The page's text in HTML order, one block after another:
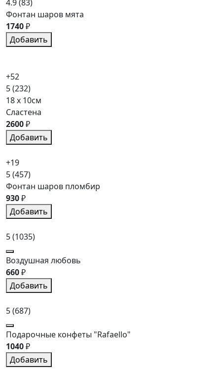
4.9(83)
Фонтан шаров мята
1740₽
Добавить
+52
5(232)
18 x 10см
Сластена
2600₽
Добавить
+19
5(457)
Фонтан шаров пломбир
930₽
Добавить
5(1035)
Воздушная любовь
660₽
Добавить
5(687)
Подарочные конфеты "Rafaello"
1040₽
Добавить